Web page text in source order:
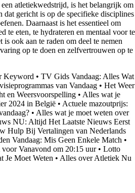
atletiekwedstrijd, is het belangrijk om
dat gericht is op de specifieke disciplines
Daarnaast is het essentieel om
te eten, te hydrateren en mentaal voor te
ook aan te raden om deel te nemen
op te doen en zelfvertrouwen op te
Keyword • TV Gids Vandaag: Alles Wat
van Vandaag • Het Weer
en Weersvoorspelling • Alles wat je
2024 in België • Actuele mazoutprijs:
• Alles wat je moet weten over
NU: Altijd Het Laatste Nieuws Eerst
Hulp Bij Vertalingen van Nederlands
Vandaag: Mis Geen Enkele Match •
Vanavond om 20:15 uur• Lotto
Je Moet Weten • Alles over Atletiek Nu